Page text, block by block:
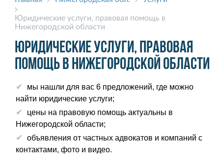
Юридические услуги, правовая помощь в
Нижегородской области
Юридические услуги, правовая
помощь в Нижегородской области
мы нашли для вас 6 предложений, где можно
найти юридические услуги;
цены на правовую помощь актуальны в
Нижегородской области;
объявления от частных адвокатов и компаний с
контактами, фото и видео.